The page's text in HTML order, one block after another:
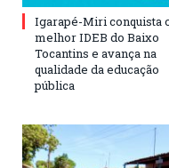
Igarapé-Miri conquista
melhor IDEB do Baixo
Tocantins e avança na
qualidade da educação
pública